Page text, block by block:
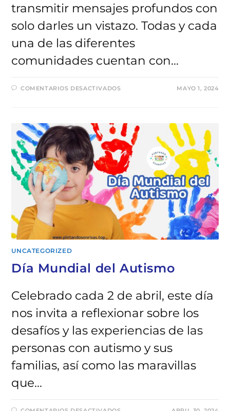
transmitir mensajes profundos con
solo darles un vistazo. Todas y cada
una de las diferentes
comunidades cuentan con…
COMENTARIOS DESACTIVADOSEN MAYO 1, 2024
UNCATEGORIZED
Día Mundial del Autismo
Celebrado cada 2 de abril, este día
nos invita a reflexionar sobre los
desafíos y las experiencias de las
personas con autismo y sus
familias, así como las maravillas
que…